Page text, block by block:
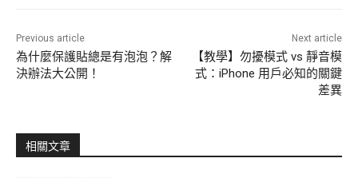
Previous article
為什麼保護貼總是有泡泡？解
決辦法大公開！
Next article
【教學】勿擾模式 vs 靜音模
式：iPhone 用戶必知的關鍵
差異
相關文章